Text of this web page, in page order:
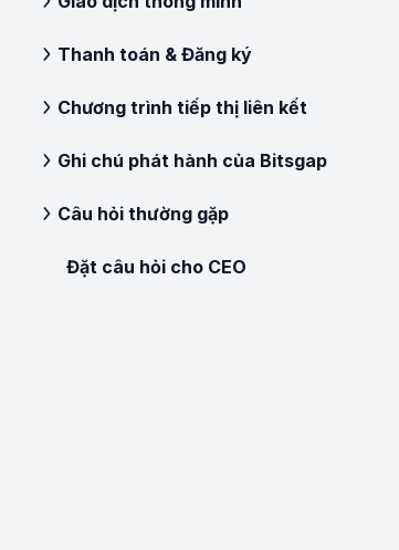
Thanh toán & Đăng ký
Chương trình tiếp thị liên kết
Ghi chú phát hành của Bitsgap
Câu hỏi thường gặp
Đặt câu hỏi cho CEO